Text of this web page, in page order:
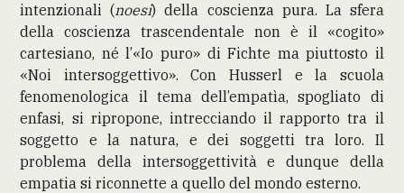
intenzionali (noesi) della coscienza pura. La sfera
della coscienza trascendentale non è il «cogito»
cartesiano, né l’«Io puro» di Fichte ma piuttosto il
«Noi intersoggettivo». Con Husserl e la scuola
fenomenologica il tema dell’empatìa, spogliato di
enfasi, si ripropone, intrecciando il rapporto tra il
soggetto e la natura, e dei soggetti tra loro. Il
problema della intersoggettività e dunque della
empatia si riconnette a quello del mondo esterno.